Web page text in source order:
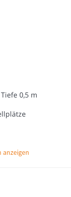
0,5 m
anzeigen